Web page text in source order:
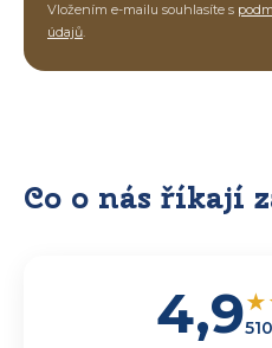
Vložením e-mailu souhlasíte s
údajů.
Co o nás říkají
4,9★